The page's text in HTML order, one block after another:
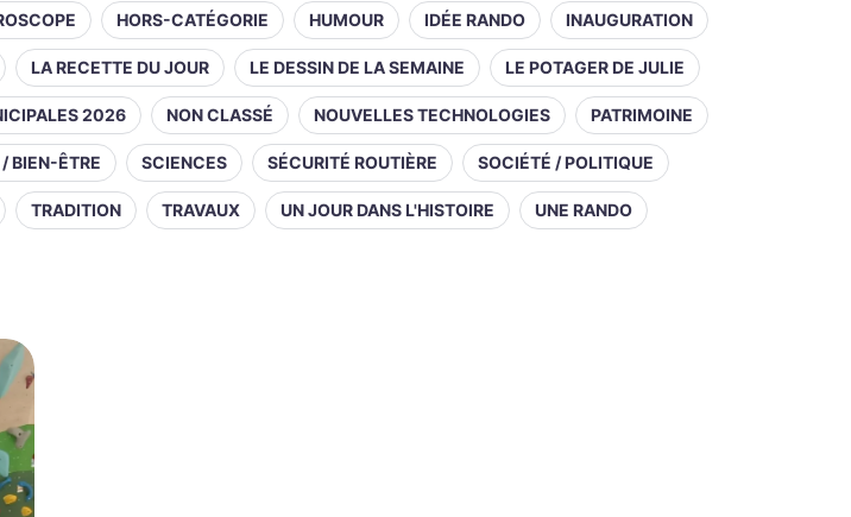
HORS-CATÉGORIE HUMOUR IDÉE RANDO INAUGURATION
LA RECETTE DU JOUR LE DESSIN DE LA SEMAINE LE POTAGER DE JULIE
2026 NON CLASSÉ NOUVELLES TECHNOLOGIES PATRIMOINE
BIEN-ÊTRE SCIENCES SÉCURITÉ ROUTIÈRE SOCIÉTÉ / POLITIQUE
TRADITION TRAVAUX UN JOUR DANS L'HISTOIRE UNE RANDO